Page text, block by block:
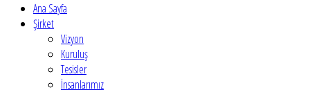
Ana Sayfa
Şirket
Vizyon
Kuruluş
Tesisler
İnsanlarımız